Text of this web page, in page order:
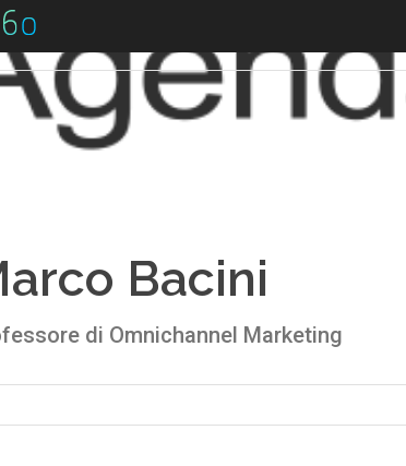
Bacini
di Omnichannel Marketing